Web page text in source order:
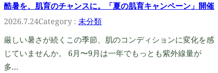
酷暑を、肌育のチャンスに。「夏の肌育キャンペーン」開催
2026.7.24Category : 未分類
厳しい暑さが続くこの季節、肌のコンディションに変化を感
じていませんか。 6月〜9月は一年でもっとも紫外線量が
多…